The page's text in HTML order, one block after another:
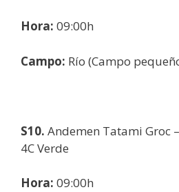
Hora: 09:00h
Campo: Río (Campo
S10. Andemen Tatami Groc
4C Verde
Hora: 09:00h